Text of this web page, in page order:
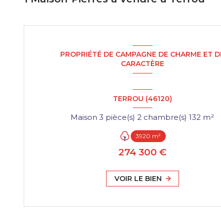
PROPRIÉTÉ DE CAMPAGNE DE CHARME ET
CARACTÈRE
TERROU (46120)
Maison 3 pièce(s) 2 chambre(s) 132 m²
3920 m²
274 300 €
VOIR LE BIEN